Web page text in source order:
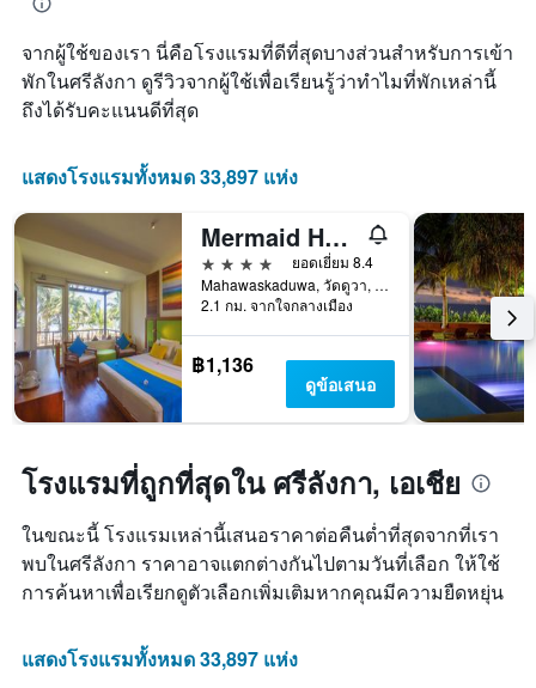
ดง
ราคา
เฉลี่ย
ของ
ห้อง
ที่
พัก
แผนภูมิ
มี
แกน
แกน
แสดง
วัน
ก่อน
การ
เข้า
พัก
แผนภูมิ
มี
แกน
แกน
ดง
ราคา
เฉลี่ย
ของ
จากผู้ใช้ของเรา นี่คือโรงแรมที่ดีที่สุดบางส่วนสำหรับการเข้า
พักในศรีลังกา ดูรีวิวจากผู้ใช้เพื่อเรียนรู้ว่าทำไมที่พักเหล่านี้
ถึงได้รับคะแนนดีที่สุด
แสดงโรงแรมทั้งหมด 33,897 แห่ง
Mermaid Hotel & Club
4 ดาว
ยอดเยี่ยม 8.4
Mahawaskaduwa, วัดดูวา, ศรีลังกา
2.1 กม. จากใจกลางเมือง
฿1,136
ดูข้อเสนอ
โรงแรมที่ถูกที่สุดใน ศรีลังกา, เอเชีย
ในขณะนี้ โรงแรมเหล่านี้เสนอราคาต่อคืนต่ำที่สุดจากที่เรา
พบในศรีลังกา ราคาอาจแตกต่างกันไปตามวันที่เลือก ให้ใช้
การค้นหาเพื่อเรียกดูตัวเลือกเพิ่มเติมหากคุณมีความยืดหยุ่น
แสดงโรงแรมทั้งหมด 33,897 แห่ง